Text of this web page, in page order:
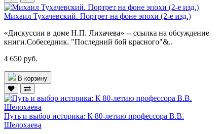
Михаил Тухачевский. Портрет на фоне эпохи (2-е изд.)
«Дискуссии в доме Н.П. Лихачева» -- ссылка на обсуждение
книги.Собеседник. "Последний бой красного"&..
4 650 руб.
В корзину
Путь и выбор историка: К 80-летию профессора В.В.
Шелохаева